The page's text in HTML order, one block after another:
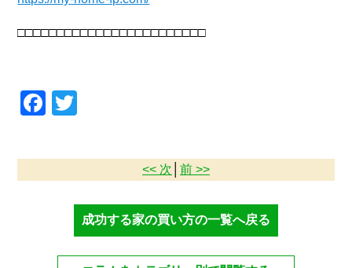
□□□□□□□□□□□□□□□□□□□□□□□□
Facebook
<< 次 前 >>
成功する家の買い方の一覧へ戻る